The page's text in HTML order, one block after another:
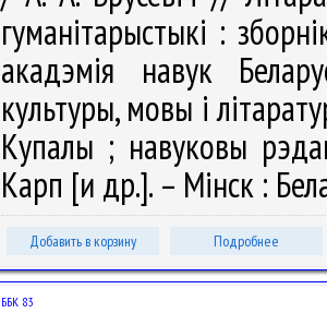
гуманітарыстыкі :
акадэмія навук
культуры, мовы і
Купалы ; навуковы
Карп [и др.]. – Мінск :
Добавить в корзину Подробнее
ББК 83